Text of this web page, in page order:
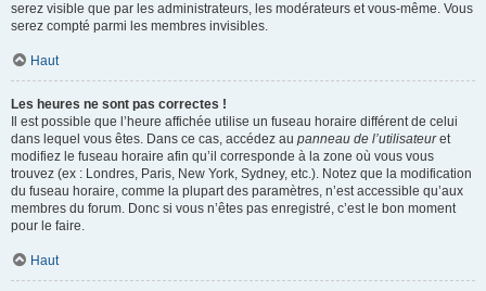
serez visible que par les administrateurs, les modérateurs et vous-même. Vous
serez compté parmi les membres invisibles.
Haut
Les heures ne sont pas correctes !
Il est possible que l’heure affichée utilise un fuseau horaire différent de celui
dans lequel vous êtes. Dans ce cas, accédez au panneau de l’utilisateuret
modifiez le fuseau horaire afin qu’il corresponde à la zone où vous vous
trouvez (ex : Londres, Paris, New York, Sydney, etc.). Notez que la modification
du fuseau horaire, comme la plupart des paramètres, n’est accessible qu’aux
membres du forum. Donc si vous n’êtes pas enregistré, c’est le bon moment
pour le faire.
Haut